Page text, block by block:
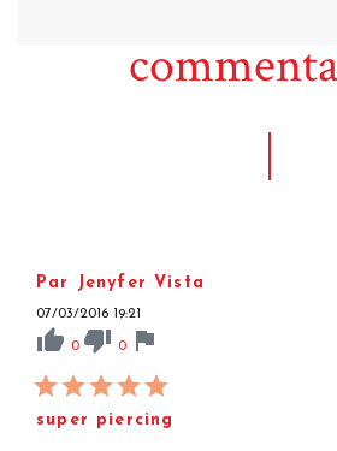
Par Jenyfer Vista
07/03/2016 19:21
thumb_up 0 thumb_down 0 flag
super piercing